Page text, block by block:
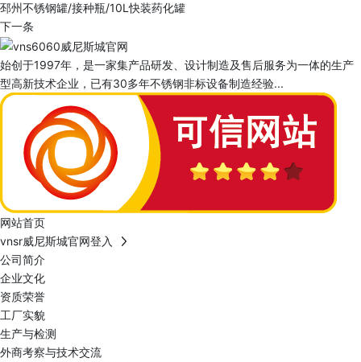
邳州不锈钢罐/接种瓶/10L快装药化罐
下一条
始创于1997年，是一家集产品研发、设计制造及售后服务为一体的生产
型高新技术企业，已有30多年不锈钢非标设备制造经验...
网站首页
vnsr威尼斯城官网登入
公司简介
企业文化
资质荣誉
工厂实貌
生产与检测
外商考察与技术交流